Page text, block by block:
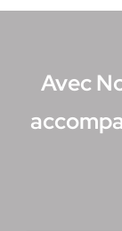
Avec